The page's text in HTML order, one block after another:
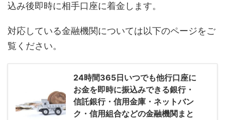
込み後即時に相手口座に着金します。
対応している金融機関については以下のページをご
覧ください。
24時間365日いつでも他行口座に
お金を即時に振込みできる銀行・
信託銀行・信用金庫・ネットバン
ク・信用組合などの金融機関まと